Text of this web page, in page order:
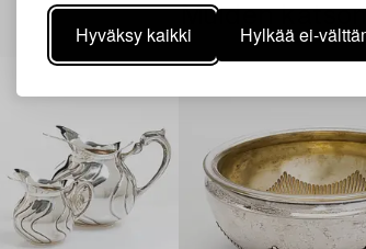
Hyväksy kaikki Hylkää ei-
Muiden